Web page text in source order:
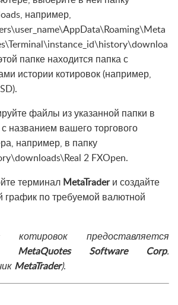
например,
папке находится папка с
истории котировок (например,
файлы из указанной папки в
с названием вашего торгового
например, в папку
2 FXOpen.
терминал MetaTraderи создайте
график по требуемой валютной
котировок предоставляется
MetaQuotes Software Corp.
MetaTrader).